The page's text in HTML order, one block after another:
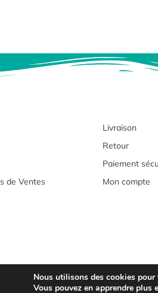
de Ventes
Livraison
Retour
Paiement
Mon compte
Nous utilisons des cookies
Vous pouvez en apprendre plus